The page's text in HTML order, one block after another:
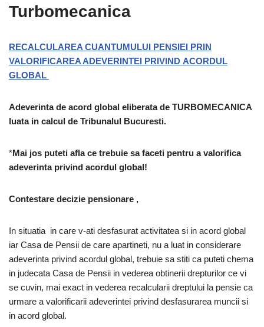
Turbomecanica
RECALCULAREA CUANTUMULUI PENSIEI PRIN
VALORIFICAREA ADEVERINTEI PRIVIND ACORDUL
GLOBAL
Adeverinta de acord global eliberata de TURBOMECANICA
luata in calcul de Tribunalul Bucuresti.
*Mai jos puteti afla ce trebuie sa faceti pentru a valorifica
adeverinta privind acordul global!
Contestare decizie pensionare ,
In situatia in care v-ati desfasurat activitatea si in acord global
iar Casa de Pensii de care apartineti, nu a luat in considerare
adeverinta privind acordul global, trebuie sa stiti ca puteti chema
in judecata Casa de Pensii in vederea obtinerii drepturilor ce vi
se cuvin, mai exact in vederea recalcularii dreptului la pensie ca
urmare a valorificarii adeverintei privind desfasurarea muncii si
in acord global.